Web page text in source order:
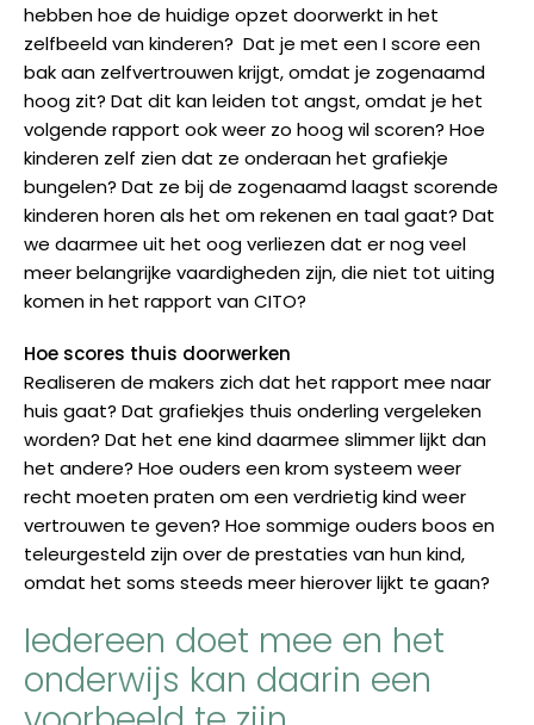
hebben hoe de huidige opzet doorwerkt in het
zelfbeeld van kinderen? Dat je met een I score een
bak aan zelfvertrouwen krijgt, omdat je zogenaamd
hoog zit? Dat dit kan leiden tot angst, omdat je het
volgende rapport ook weer zo hoog wil scoren? Hoe
kinderen zelf zien dat ze onderaan het grafiekje
bungelen? Dat ze bij de zogenaamd laagst scorende
kinderen horen als het om rekenen en taal gaat? Dat
we daarmee uit het oog verliezen dat er nog veel
meer belangrijke vaardigheden zijn, die niet tot uiting
komen in het rapport van CITO?
Hoe scores thuis doorwerken
Realiseren de makers zich dat het rapport mee naar
huis gaat? Dat grafiekjes thuis onderling vergeleken
worden? Dat het ene kind daarmee slimmer lijkt dan
het andere? Hoe ouders een krom systeem weer
recht moeten praten om een verdrietig kind weer
vertrouwen te geven? Hoe sommige ouders boos en
teleurgesteld zijn over de prestaties van hun kind,
omdat het soms steeds meer hierover lijkt te gaan?
Iedereen doet mee en het
onderwijs kan daarin een